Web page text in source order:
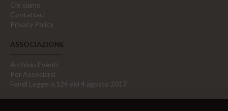
Chi siamo
Contattaci
Privacy Policy
ASSOCIAZIONE
Archivio Eventi
Per Associarsi
Fondi Legge n.124 del 4 agosto 2017